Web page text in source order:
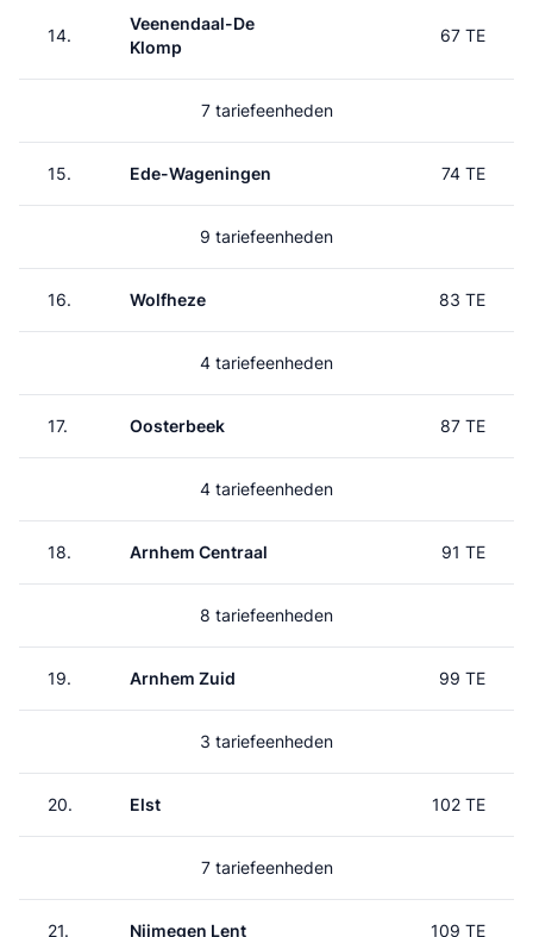
14.
Veenendaal-De
Klomp
67 TE
7 tariefeenheden
15. Ede-Wageningen 74 TE
9 tariefeenheden
16. Wolfheze 83 TE
4 tariefeenheden
17. Oosterbeek 87 TE
4 tariefeenheden
18. Arnhem Centraal 91 TE
8 tariefeenheden
19. Arnhem Zuid 99 TE
3 tariefeenheden
20. Elst 102 TE
7 tariefeenheden
21. Nijmegen Lent 109 TE